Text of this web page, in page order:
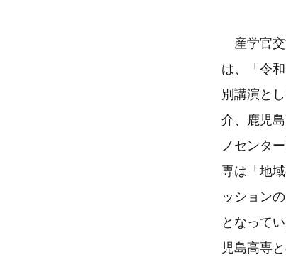
産学官交
は、「令
別講演と
介、鹿児
ノセンタ
専は「地
ッション
となって
児島高専